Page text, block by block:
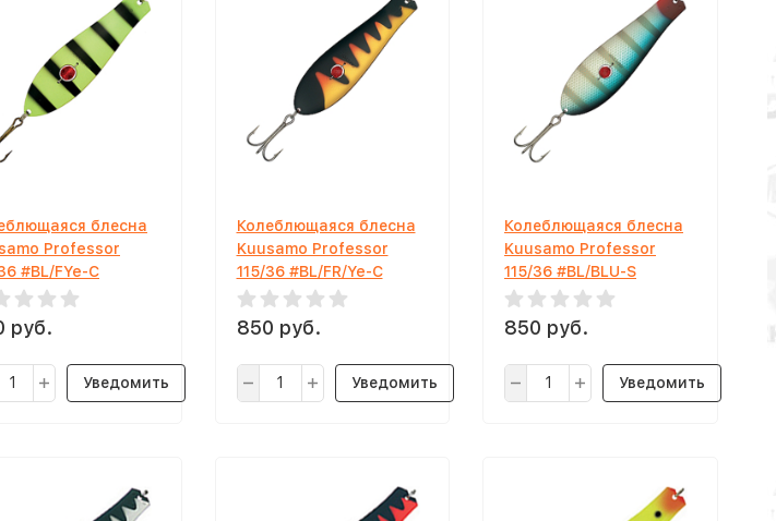
блесна
Professor
#BL/FYe-C
руб.
Уведомить
Колеблющаяся блесна
Kuusamo Professor
115/36 #BL/FR/Ye-C
850 руб.
Уведомить
Колеблющаяся блесна
Kuusamo Professor
115/36 #BL/BLU-S
850 руб.
Уведомить